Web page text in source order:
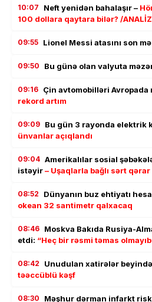
10:07 Neft yenidən bahalaşır –
100 dollara qaytara bilər? /ANALİZ
09:55 Lionel Messi atasını son
09:50 Bu günə olan valyuta
09:16 Çin avtomobilləri Avropada
rekord artım
09:09 Bu gün 3 rayonda elektrik
ünvanlar açıqlandı
09:04 Amerikalılar sosial
istəyir– Uşaqlarla bağlı sərt qərar
08:52 Dünyanın buz ehtiyatı
okean 32 santimetr qalxacaq
08:46 Moskva Bakıda Rusiya-
etdi: “Heç bir rəsmi təmas
08:42 Unudulan xatirələr
təəccüblü kəşf
08:30 Məşhur dərman infarkt